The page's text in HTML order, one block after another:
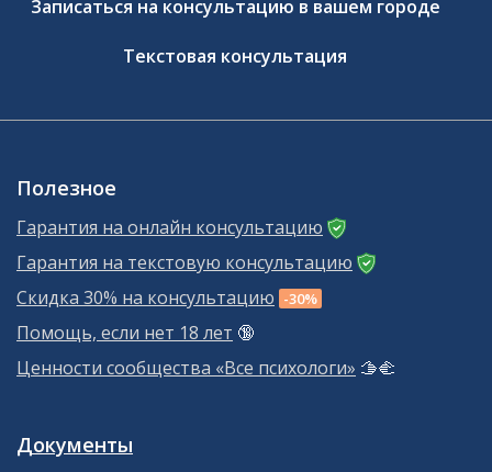
Записаться на консультацию в вашем городе
Текстовая консультация
Полезное
Гарантия на онлайн консультацию
Гарантия на текстовую консультацию
Скидка 30% на консультацию -30%
Помощь, если нет 18 лет 🔞
Ценности сообщества «Все психологи» 🫱‍🫲
Документы